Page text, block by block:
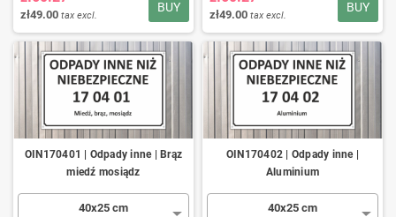
BUY
zł49.00 tax excl.
BUY
zł49.00 tax excl.
OIN170401 | Odpady inne | Brąz
miedź mosiądz
40x25 cm
OIN170402 | Odpady inne |
Aluminium
40x25 cm